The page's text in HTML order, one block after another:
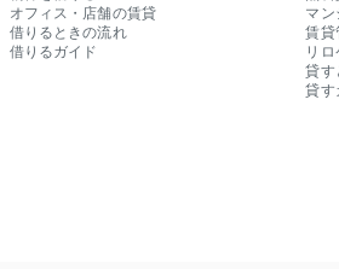
オフィス・店舗の賃貸
借りるときの流れ
借りるガイド
マン
賃貸
リ
貸す
貸す